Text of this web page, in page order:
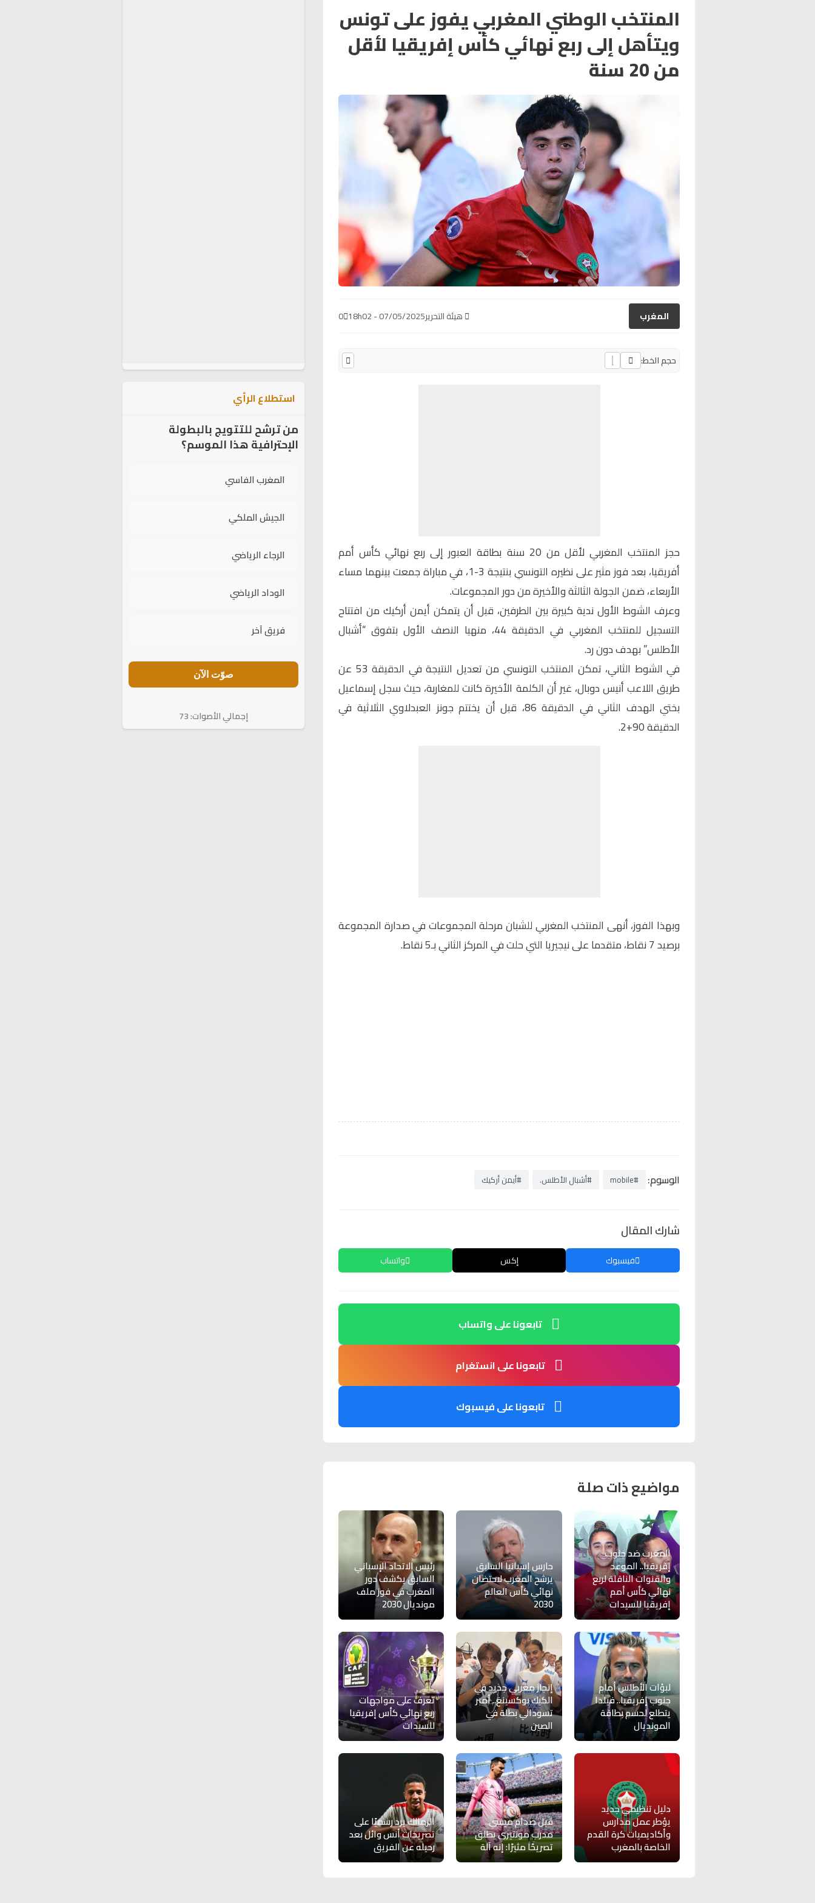
المنتخب الوطني المغربي يفوز على تونس
ويتأهل إلى ربع نهائي كأس إفريقيا لأقل
من 20 سنة
المغرب هيئة التحرير07/05/2025 - 18h02
0
حجم الخط:
حجز المنتخب المغربي لأقل من 20 سنة
بطاقة العبور إلى ربع نهائي كأس أمم
أفريقيا، بعد فوز مثير على نظيره التونسي بنتيجة 3-1، في مباراة جمعت بينهما مساء
الأربعاء، ضمن الجولة الثالثة والأخيرة من دور المجموعات.
وعرف الشوط الأول ندية كبيرة بين الطرفين، قبل أن يتمكن أيمن أركيك من افتتاح
التسجيل للمنتخب المغربي في الدقيقة 44، منهيا النصف الأول بتفوق “أشبال
الأطلس” بهدف دون رد.
في الشوط الثاني، تمكن المنتخب التونسي من تعديل النتيجة في الدقيقة 53 عن
طريق اللاعب أنيس دوبال، غير أن الكلمة الأخيرة كانت للمغاربة، حيث سجل إسماعيل
بختي الهدف الثاني في الدقيقة 86، قبل أن يختتم جونز العبدلاوي الثلاثية في
الدقيقة 90+2.
وبهذا الفوز، أنهى المنتخب المغربي للشبان مرحلة المجموعات في صدارة المجموعة
برصيد 7 نقاط، متقدما على نيجيريا التي حلت في المركز الثاني بـ5 نقاط.
الوسوم: #mobile #أشبال الأطلس. #أيمن أركيك
شارك المقال
فيسبوك إكس واتساب
تابعونا على واتساب
تابعونا على انستغرام
تابعونا على فيسبوك
مواضيع ذات صلة
المغرب ضد جنوب
إفريقيا.. الموعد
والقنوات الناقلة لربع
نهائي كأس أمم
إفريقيا للسيدات
حارس إسبانيا السابق
يرشح المغرب لاحتضان
نهائي كأس العالم
2030
رئيس الاتحاد الإسباني
السابق يكشف دور
المغرب في فوز ملف
مونديال 2030
لبؤات الأطلس أمام
جنوب إفريقيا.. فيلدا
يتطلع لحسم بطاقة
المونديال
إنجاز مغربي جديد في
الكيك بوكسينغ.. أمبر
تسودالي بطلة في
الصين
تعرف على مواجهات
ربع نهائي كأس إفريقيا
للسيدات
دليل تنظيمي جديد
يؤطر عمل مدارس
وأكاديميات كرة القدم
الخاصة بالمغرب
قبل صدام ميسي..
مدرب مونتيري يطلق
تصريحًا مثيرًا: إنه آلة
الزمالك يرد رسميًا على
تصريحات أنس وائل بعد
رحيله عن الفريق
استطلاع الرأي
من ترشح للتتويج بالبطولة
الإحترافية هذا الموسم؟
المغرب الفاسي
الجيش الملكي
الرجاء الرياضي
الوداد الرياضي
فريق آخر
صوّت الآن
إجمالي الأصوات: 73